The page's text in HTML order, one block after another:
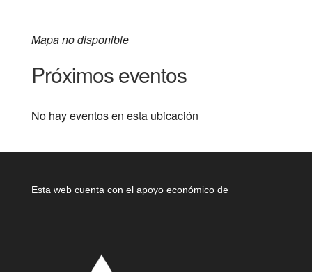
Mapa no disponible
Próximos eventos
No hay eventos en esta ubicación
Esta web cuenta con el apoyo económico de